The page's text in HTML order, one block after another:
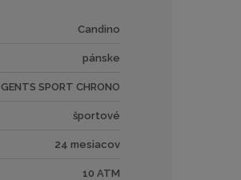
Candino
pánske
GENTS SPORT CHRONO
športové
24 mesiacov
10 ATM